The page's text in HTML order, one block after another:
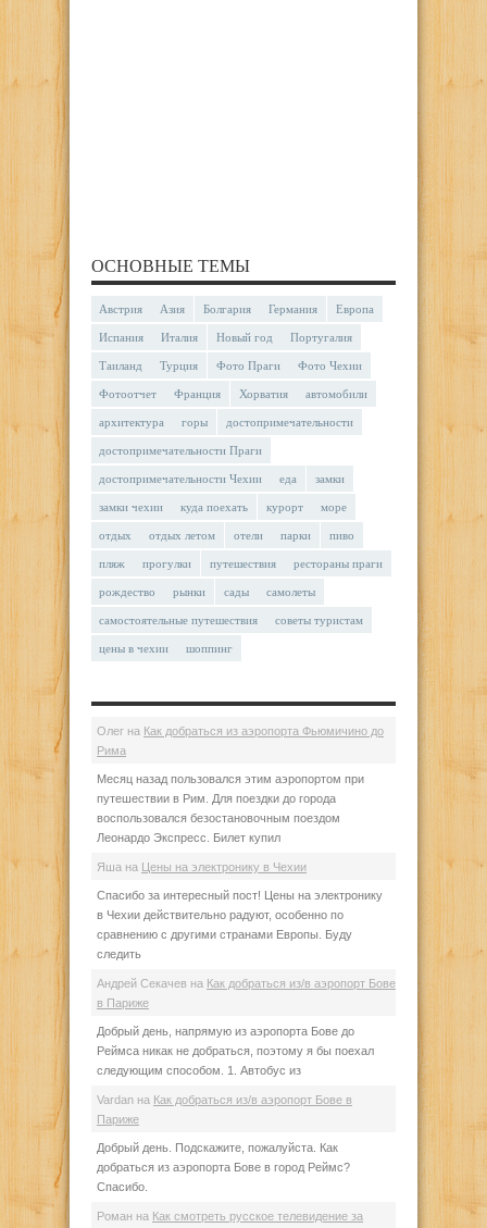
ОСНОВНЫЕ ТЕМЫ
Австрия Азия Болгария Германия Европа
Испания Италия Новый год Португалия
Таиланд Турция Фото Праги Фото Чехии
Фотоотчет Франция Хорватия автомобили
архитектура горы достопримечательности
достопримечательности Праги
достопримечательности Чехии еда замки
замки чехии куда поехать курорт море
отдых отдых летом отели парки пиво
пляж прогулки путешествия рестораны праги
рождество рынки сады самолеты
самостоятельные путешествия советы туристам
цены в чехии шоппинг
Олег на Как добраться из аэропорта Фьюмичино до
Рима
Месяц назад пользовался этим аэропортом при
путешествии в Рим. Для поездки до города
воспользовался безостановочным поездом
Леонардо Экспресс. Билет купил
Яша на Цены на электронику в Чехии
Спасибо за интересный пост! Цены на электронику
в Чехии действительно радуют, особенно по
сравнению с другими странами Европы. Буду
следить
Андрей Секачев на Как добраться из/в аэропорт Бове
в Париже
Добрый день, напрямую из аэропорта Бове до
Реймса никак не добраться, поэтому я бы поехал
следующим способом. 1. Автобус из
Vardan на Как добраться из/в аэропорт Бове в
Париже
Добрый день. Подскажите, пожалуйста. Как
добраться из аэропорта Бове в город Реймс?
Спасибо.
Роман на Как смотреть русское телевидение за